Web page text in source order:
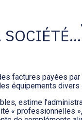
SOCIÉTÉ…
factures payées
équipements divers
estime
« professionnelles